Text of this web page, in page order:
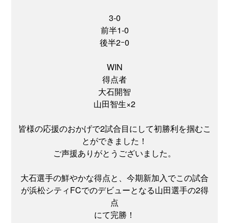
3‐0
前半1-0
後半2ｰ0
WIN
得点者
大石開智
山田智生×2
皆様の応援のおかげで2試合目にして初勝利を掴むこ
とができました！
ご声援ありがとうございました。
大石選手の鮮やかな得点と、今期新加入でこの試合
が浜松シティFCでのデビューとなる山田選手の2得
点
にて完勝！